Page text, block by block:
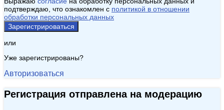
подтверждаю, что ознакомлен с политикой в отношении
обработки персональных данных
Зарегистрироваться
или
Уже зарегистрированы?
Авторизоваться
Регистрация отправлена на модерацию